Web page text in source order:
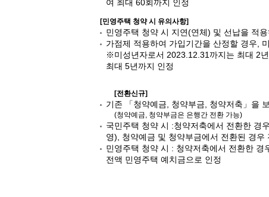
여 최대 60회까지 인정
[민영주택 청약 시 유의사항]
민영주택 청약 시 지연(연체) 및 선납을 적
가점제 적용하여 가입기간을 산정할 경우,
※미성년자로서 2023.12.31까지는 최대 2
최대 5년까지 인정
[전환신규]
기존 「청약예금, 청약부금, 청약저축」을
(청약예금, 청약부금은 은행간 전환 가능)
국민주택 청약 시 :청약저축에서 전환한 경
영), 청약예금 및 청약부금에서 전환된 경
민영주택 청약 시 : 청약저축에서 전환한
전액 민영주택 예치금으로 인정